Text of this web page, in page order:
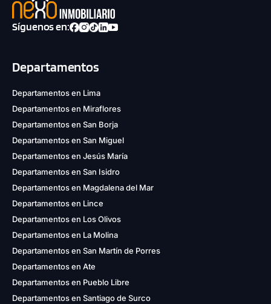
Síguenos en:
Departamentos
Departamentos en Lima
Departamentos en Miraflores
Departamentos en San Borja
Departamentos en San Miguel
Departamentos en Jesús María
Departamentos en San Isidro
Departamentos en Magdalena del Mar
Departamentos en Lince
Departamentos en Los Olivos
Departamentos en La Molina
Departamentos en San Martín de Porres
Departamentos en Ate
Departamentos en Pueblo Libre
Departamentos en Santiago de Surco